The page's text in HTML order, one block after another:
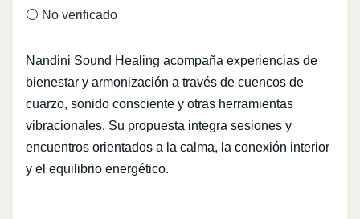
⚪ No verificado
Nandini Sound Healing acompaña experiencias de
bienestar y armonización a través de cuencos de
cuarzo, sonido consciente y otras herramientas
vibracionales. Su propuesta integra sesiones y
encuentros orientados a la calma, la conexión interior
y el equilibrio energético.